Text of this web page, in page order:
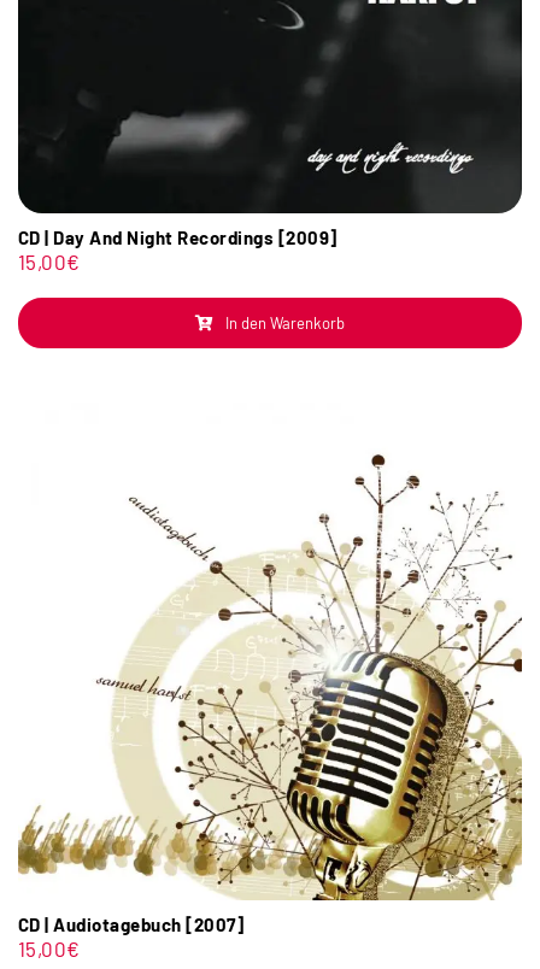
CD | Day And Night Recordings [2009]
15,00€
In den Warenkorb
CD | Audiotagebuch [2007]
15,00€